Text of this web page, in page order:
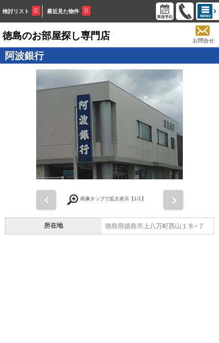
検討リスト 0 最近見た物件 0
徳島のお部屋探し専門店 お問合せ
阿波銀行
前 画像タップで拡大表示【1/1】
所在地 徳島県徳島市上八万町西山１８−７